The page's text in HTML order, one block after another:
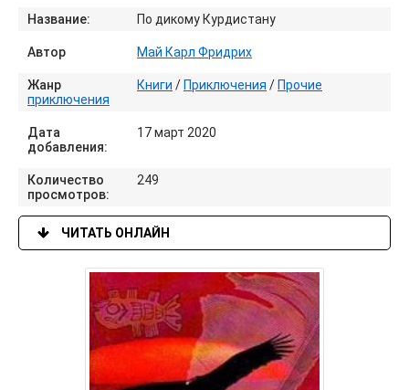
Название: По дикому Курдистану
Автор Май Карл Фридрих
Жанр Книги / Приключения / Прочие
приключения
Дата
добавления:
17 март 2020
Количество
просмотров:
249
ЧИТАТЬ ОНЛАЙН